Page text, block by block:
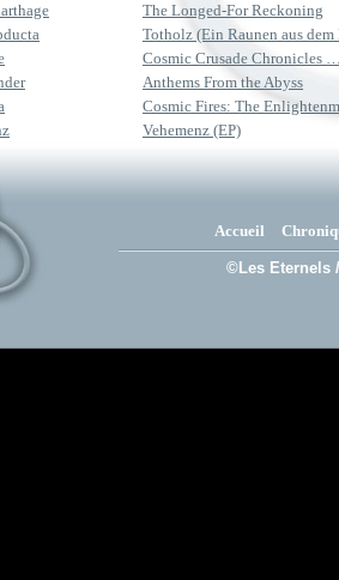
The Longed-For Reckoning
Totholz (Ein Raunen aus
Cosmic Crusade Chronicles
Anthems From the Abyss
Cosmic Fires: The
Vehemenz (EP)
Accueil
©Les Eternels